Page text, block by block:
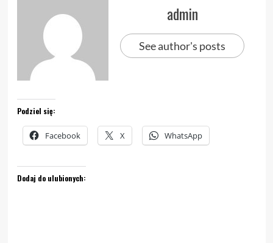
admin
See author's posts
Podziel się:
Facebook X WhatsApp
Dodaj do ulubionych: